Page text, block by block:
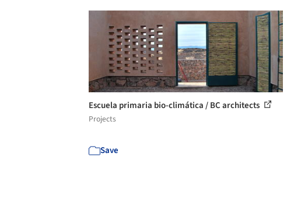
Escuela primaria bio-climática / BC architects
Projects
Save